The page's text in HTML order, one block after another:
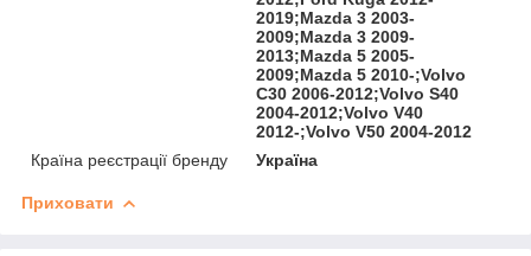
2019;Mazda 3 2003-
2009;Mazda 3 2009-
2013;Mazda 5 2005-
2009;Mazda 5 2010-;Volvo
C30 2006-2012;Volvo S40
2004-2012;Volvo V40
2012-;Volvo V50 2004-2012
Країна реєстрації бренду
Україна
Приховати